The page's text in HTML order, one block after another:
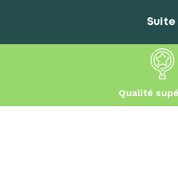
Qualité